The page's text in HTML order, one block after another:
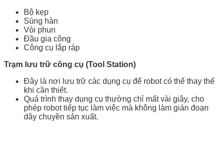
Bộ kẹp
Súng hàn
Vòi phun
Đầu gia công
Công cụ lắp ráp
Trạm lưu trữ công cụ (Tool Station)
Đây là nơi lưu trữ các dụng cụ để robot có thể thay thế
khi cần thiết.
Quá trình thay dụng cụ thường chỉ mất vài giây, cho
phép robot tiếp tục làm việc mà không làm gián đoạn
dây chuyền sản xuất.